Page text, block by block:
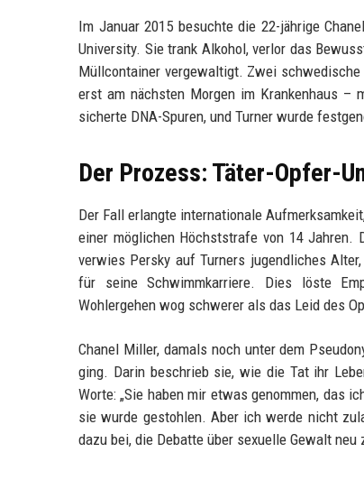
Im Januar 2015 besuchte die 22-jährige
University. Sie trank Alkohol, verlor das
Müllcontainer vergewaltigt. Zwei
erst am nächsten Morgen im Krankenhaus –
sicherte DNA-Spuren, und Turner wurde
Der Prozess: Täter-Opfer-
Der Fall erlangte internationale
einer möglichen Höchststrafe von 14
verwies Persky auf Turners jugendliches
für seine Schwimmkarriere. Dies löste
Wohlergehen wog schwerer als das Leid des
Chanel Miller, damals noch unter dem
ging. Darin beschrieb sie, wie die Tat ihr
Worte: „Sie haben mir etwas genommen, das
sie wurde gestohlen. Aber ich werde nicht
dazu bei, die Debatte über sexuelle Gewalt neu